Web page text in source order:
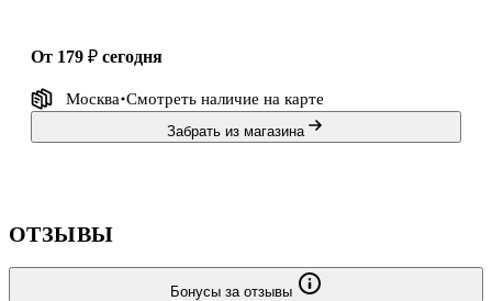
от 179 ₽ сегодня
Москва Смотреть наличие на карте
Забрать из магазина
ОТЗЫВЫ
Бонусы за отзывы